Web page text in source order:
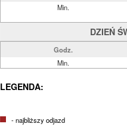
Min.
DZIEŃ
Godz.
Min.
LEGENDA:
- najbliższy odjazd